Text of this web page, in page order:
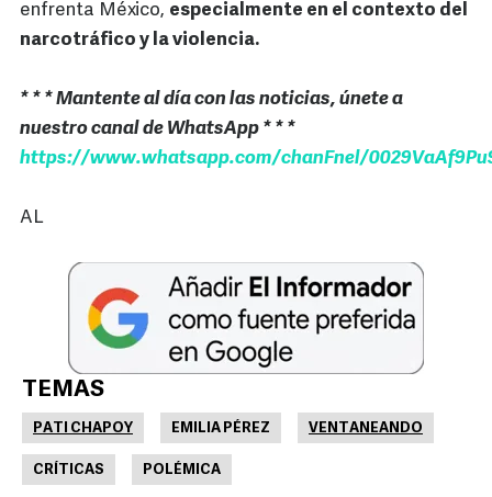
enfrenta México, especialmente en el contexto del
narcotráfico y la violencia.
* * * Mantente al día con las noticias, únete a
nuestro canal de WhatsApp * * *
https://www.whatsapp.com/chanFnel/
AL
TEMAS
PATI CHAPOY EMILIA PÉREZ VENTANEANDO
CRÍTICAS POLÉMICA